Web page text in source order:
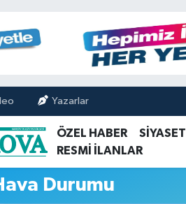
Yazarlar
ÖZEL HABER SİYASET
RESMİ İLANLAR
Durumu